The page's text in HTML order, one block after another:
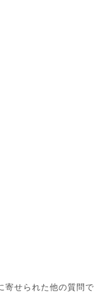
せられた他の質問で